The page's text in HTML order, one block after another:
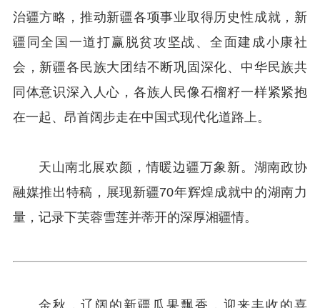
治疆方略，推动新疆各项事业取得历史性成就，新
疆同全国一道打赢脱贫攻坚战、全面建成小康社
会，新疆各民族大团结不断巩固深化、中华民族共
同体意识深入人心，各族人民像石榴籽一样紧紧抱
在一起、昂首阔步走在中国式现代化道路上。
天山南北展欢颜，情暖边疆万象新。湖南政协
融媒推出特稿，展现新疆70年辉煌成就中的湖南力
量，记录下芙蓉雪莲并蒂开的深厚湘疆情。
金秋，辽阔的新疆瓜果飘香，迎来丰收的喜